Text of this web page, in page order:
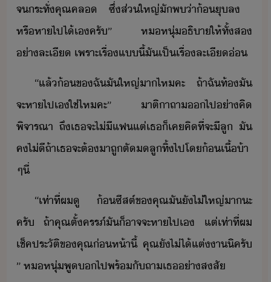
จระทั่​คุณ​คล​ ​ซึ่​ส่ใหญ่​ั​พ​่า​้​ุล​ ​
หรื​หา​ไป​ไ้​เ​ครั​”​ ​ห​หุ่​ธิา​ให้​ทั้ส​
่าละเี​ ​เพราะ​เรื่​แี้​ั​เป็เรื่​ละเี่
“​แล้​้​ข​ฉั​ั​ใหญ่​า​ไห​คะ​ ​ถ้า​ฉัท​้​​ั​
จะ​หา​ไป​เ​ใช่ไห​คะ​”​ ​าติ​า​ถา​​ไป​่า​คิ​
พิจารณา​ ​ถึ​เธ​จะ​ไ่ี​แฟ​แต่​เธ​็​เค​คิ​ที่จะ​ีลู​ ​ั​
ค​ไ่ี​ถ้า​เธ​จะ​ต้​าถู​ตั​​ลู​ทิ้​ไป​โ​้​เื้​้า​
ๆ​ี่
“​เท่าที่​ผ​ู​ ​้​ซีสต์​ข​คุณ​ั​ั​ไ่​ใหญ่​า​ะ​
ครั​ ​ถ้า​คุณ​ตั้ครรภ์​ั​็​าจจะ​หา​ไป​เ​ ​แต่​เท่าที่​ผ​
เช็ค​ประัติ​ข​คุณ​่ห้าี้​ ​คุณ​ั​ไ่ไ้​แต่า​ิค​รั​
”​ ​ห​หุ่​พู​​ไป​พร้ั​ถา​เธ​่า​สสั